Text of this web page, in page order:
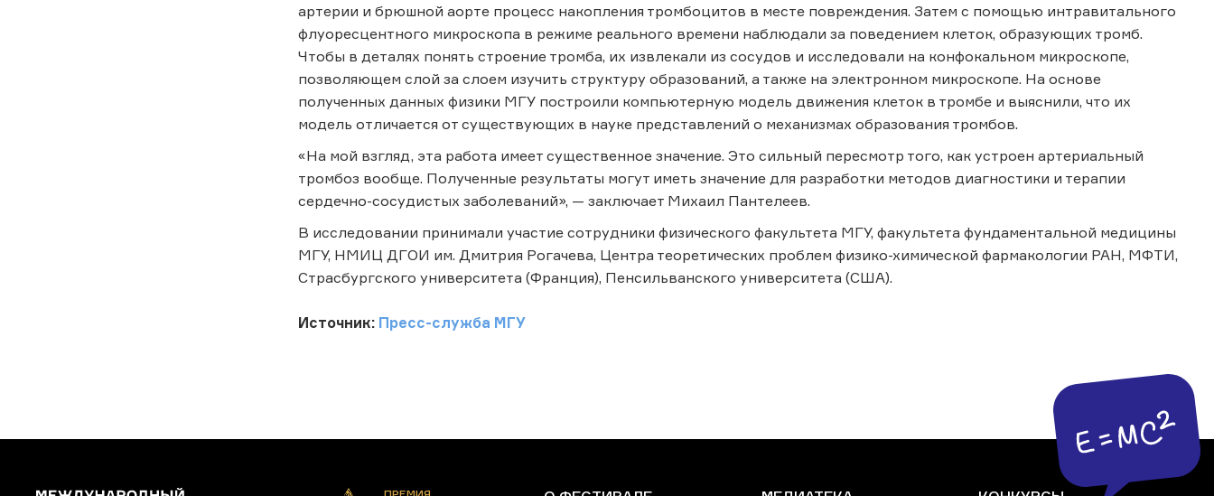
артерии и брюшной аорте процесс накопления тромбоцитов в месте повреждения. Затем с помощью интравитального
флуоресцентного микроскопа в режиме реального времени наблюдали за поведением клеток, образующих тромб.
Чтобы в деталях понять строение тромба, их извлекали из сосудов и исследовали на конфокальном микроскопе,
позволяющем слой за слоем изучить структуру образований, а также на электронном микроскопе. На основе
полученных данных физики МГУ построили компьютерную модель движения клеток в тромбе и выяснили, что их
модель отличается от существующих в науке представлений о механизмах образования тромбов.
«На мой взгляд, эта работа имеет существенное значение. Это сильный пересмотр того, как устроен артериальный
тромбоз вообще. Полученные результаты могут иметь значение для разработки методов диагностики и терапии
сердечно-сосудистых заболеваний», — заключает Михаил Пантелеев.
В исследовании принимали участие сотрудники физического факультета МГУ, факультета фундаментальной медицины
МГУ, НМИЦ ДГОИ им. Дмитрия Рогачева, Центра теоретических проблем физико-химической фармакологии РАН, МФТИ,
Страсбургского университета (Франция), Пенсильванского университета (США).
Источник: Пресс-служба МГУ